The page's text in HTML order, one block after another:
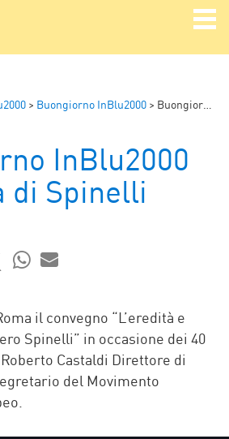
> Buongiorno InBlu2000 > Buongiorno InBlu2000
InBlu2000
di Spinelli
il convegno “L’eredità e
Spinelli” in occasione dei 40
Castaldi Direttore di
del Movimento